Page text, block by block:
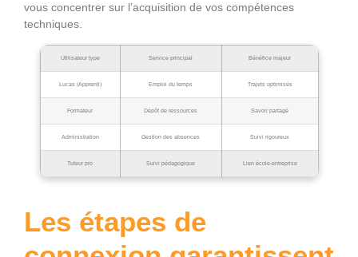
vous concentrer sur l’acquisition de vos compétences
techniques.
Utilisateur type Service principal Bénéfice majeur
Lucas (Apprenti) Emploi du temps Trajets optimisés
Formateur Dépôt de ressources Savoir partagé
Administration Gestion des absences Suivi rigoureux
Tuteur pro Suivi pédagogique Lien école-entreprise
Les étapes de